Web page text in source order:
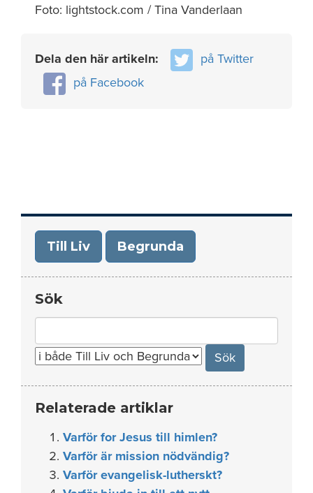
Foto: lightstock.com / Tina Vanderlaan
Dela den här artikeln:
på Twitter
på Facebook
Till Liv Begrunda
Sök
for:
Relaterade artiklar
Varför for Jesus till himlen?
Varför är mission nödvändig?
Varför evangelisk-lutherskt?